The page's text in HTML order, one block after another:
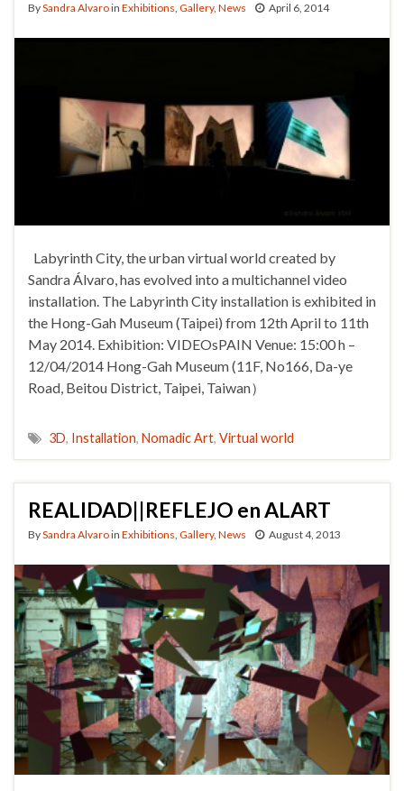
BySandra Alvaroin Exhibitions, Gallery, News April 6, 2014
Labyrinth City, the urban virtual world created by
Sandra Álvaro, has evolved into a multichannel video
installation. The Labyrinth City installation is exhibited in
the Hong-Gah Museum (Taipei) from 12th April to 11th
May 2014. Exhibition: VIDEOsPAIN Venue: 15:00 h –
12/04/2014 Hong-Gah Museum (11F, No166, Da-ye
Road, Beitou District, Taipei, Taiwan）
3D, Installation, Nomadic Art, Virtual world
REALIDAD||REFLEJO en ALART
BySandra Alvaroin Exhibitions, Gallery, News August 4, 2013